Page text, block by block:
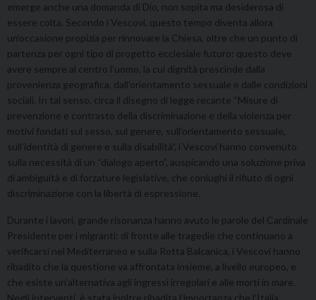
emerge anche una domanda di Dio, non sopita ma desiderosa di
essere colta. Secondo i Vescovi, questo tempo diventa allora
un’occasione propizia per rinnovare la Chiesa, oltre che un punto di
partenza per ogni tipo di progetto ecclesiale futuro: questo deve
avere sempre al centro l’uomo, la cui dignità prescinde dalla
provenienza geografica, dall’orientamento sessuale e dalle condizioni
sociali. In tal senso, circa il disegno di legge recante “Misure di
prevenzione e contrasto della discriminazione e della violenza per
motivi fondati sul sesso, sul genere, sull’orientamento sessuale,
sull’identità di genere e sulla disabilità”, i Vescovi hanno convenuto
sulla necessità di un “dialogo aperto”, auspicando una soluzione priva
di ambiguità e di forzature legislative, che coniughi il rifiuto di ogni
discriminazione con la libertà di espressione.
Durante i lavori, grande risonanza hanno avuto le parole del Cardinale
Presidente per i migranti: di fronte alle tragedie che continuano a
verificarsi nel Mediterraneo e sulla Rotta Balcanica, i Vescovi hanno
ribadito che la questione va affrontata insieme, a livello europeo, e
che esiste un’alternativa agli ingressi irregolari e alle morti in mare.